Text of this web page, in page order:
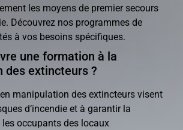
les moyens de premier secours
Découvrez nos programmes de
à vos besoins spécifiques.
une formation à la
des extincteurs ?
manipulation des extincteurs visent
d’incendie et à garantir la
occupants des locaux